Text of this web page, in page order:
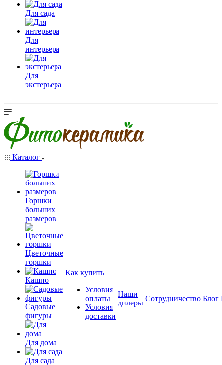
Для сада
Для
интерьера
Для
экстерьера
Каталог
Горшки
больших
размеров
Цветочные
горшки
Кашпо
Садовые
фигуры
Для дома
Для сада
Как купить
Условия
оплаты
Условия
доставки
Наши
дилеры
Сотрудничество Блог